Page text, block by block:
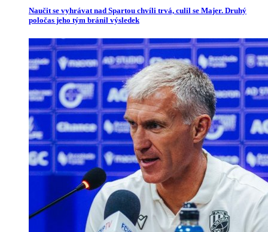
Naučit se vyhrávat nad Spartou chvíli trvá, culil se Majer. Druhý
poločas jeho tým bránil výsledek